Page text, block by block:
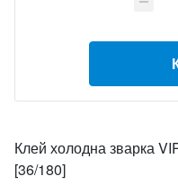
Клей холодна зварка
[36/180]